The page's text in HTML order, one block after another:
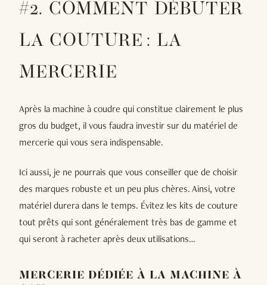
#2. COMMENT DÉBUTER
LA COUTURE : LA
MERCERIE
Après la machine à coudre qui constitue clairement le plus
gros du budget, il vous faudra investir sur du matériel de
mercerie qui vous sera indispensable.
Ici aussi, je ne pourrais que vous conseiller que de choisir
des marques robuste et un peu plus chères. Ainsi, votre
matériel durera dans le temps. Évitez les kits de couture
tout prêts qui sont généralement très bas de gamme et
qui seront à racheter après deux utilisations…
MERCERIE DÉDIÉE À LA MACHINE À